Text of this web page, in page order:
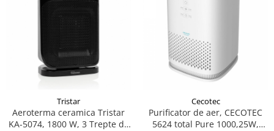
Fierbătoare
Grătare electrice
Masini de gheata
Masini de tocat
Mixere
Tristar
Aeroterma ceramica Tristar
KA-5074, 1800 W, 3 Trepte de
Cecotec
Purificator de aer, CECOTEC
5624 total Pure 1000,25W,